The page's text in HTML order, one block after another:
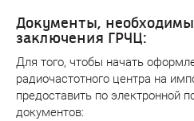
Документы,
заключения ГРЧЦ:
Для того, чтобы начать
радиочастотного центра на
предоставить по электронной
документов: